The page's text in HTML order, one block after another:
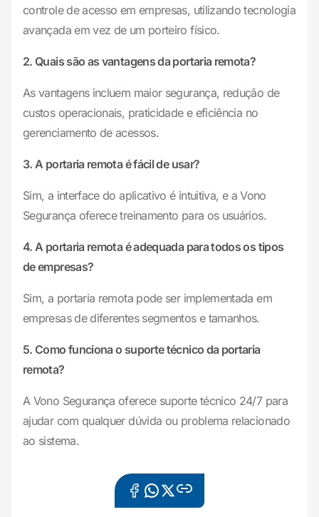
controle de acesso em empresas, utilizando tecnologia
avançada em vez de um porteiro físico.
2. Quais são as vantagens da portaria remota?
As vantagens incluem maior segurança, redução de
custos operacionais, praticidade e eficiência no
gerenciamento de acessos.
3. A portaria remota é fácil de usar?
Sim, a interface do aplicativo é intuitiva, e a Vono
Segurança oferece treinamento para os usuários.
4. A portaria remota é adequada para todos os tipos
de empresas?
Sim, a portaria remota pode ser implementada em
empresas de diferentes segmentos e tamanhos.
5. Como funciona o suporte técnico da portaria
remota?
A Vono Segurança oferece suporte técnico 24/7 para
ajudar com qualquer dúvida ou problema relacionado
ao sistema.